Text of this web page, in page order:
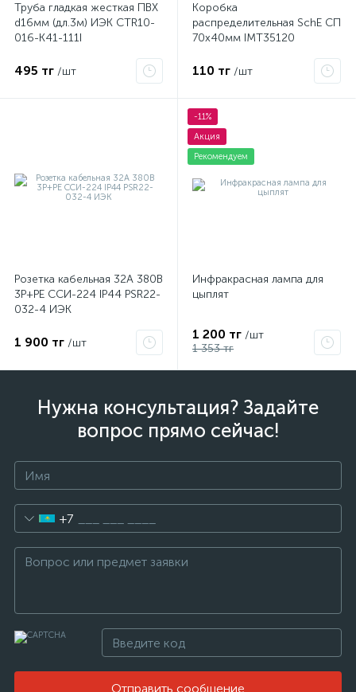
Труба гладкая жесткая ПВХ
d16мм (дл.3м) ИЭК CTR10-
016-K41-111I
495 тг /шт
Коробка
распределительная SchE СП
70х40мм IMT35120
110 тг /шт
Розетка кабельная 32А 380В
3P+PЕ ССИ-224 IP44 PSR22-
032-4 ИЭК
1 900 тг /шт
-11%
Акция
Рекомендуем
Инфракрасная лампа для
цыплят
1 200 тг /шт
1 353 тг
Нужна консультация? Задайте
вопрос прямо сейчас!
+7
Отправить сообщение